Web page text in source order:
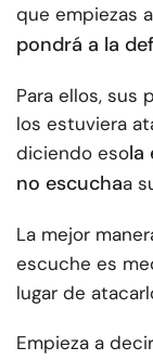
que empiezas
pondrá a la
Para ellos, sus
los estuviera
diciendo esola
no escuchaa
La mejor
escuche es
lugar de
Empieza a